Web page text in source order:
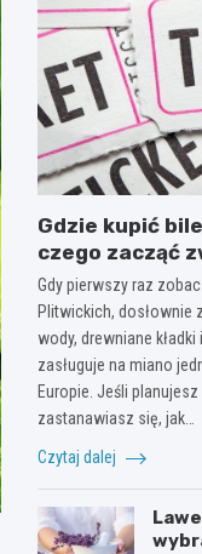
Gdzie kupić
czego zacząć
Gdy pierwszy raz
Plitwickich, dosłownie
wody, drewniane
zasługuje na miano
Europie. Jeśli
zastanawiasz się, jak…
Czytaj dalej